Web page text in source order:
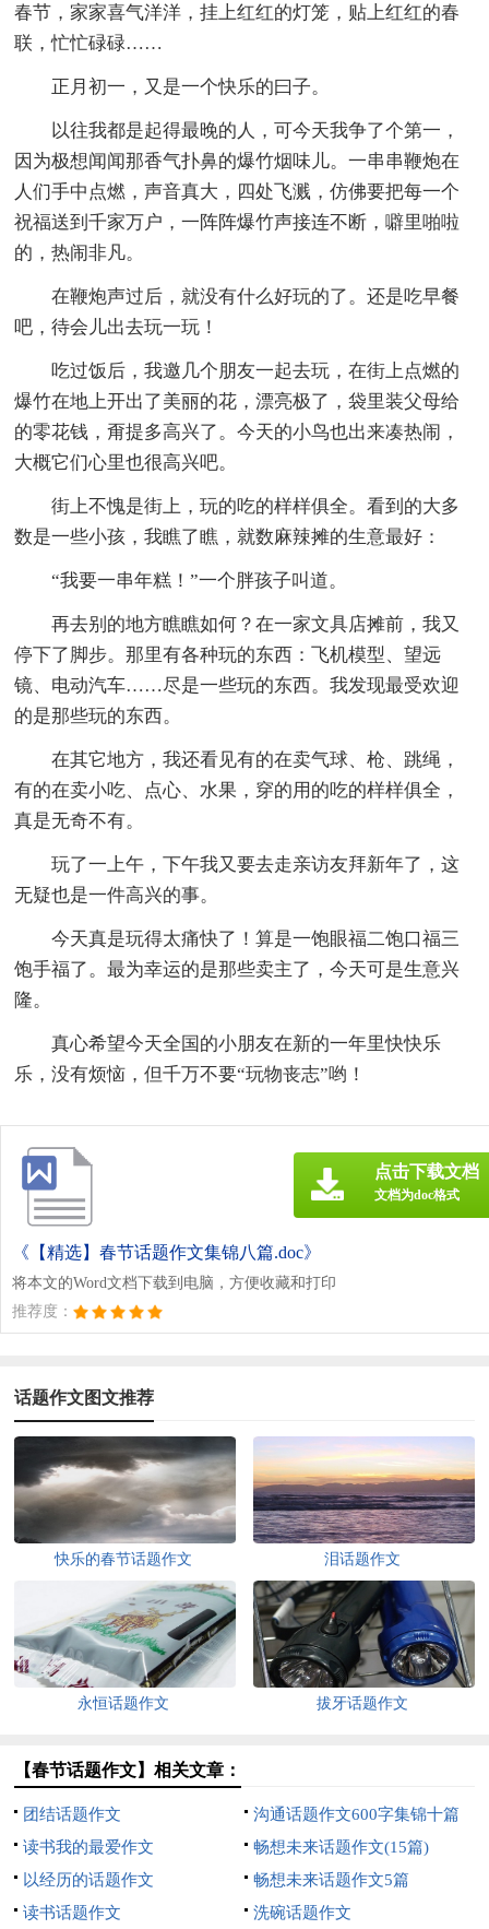
春节，家家喜气洋洋，挂上红红的灯笼，贴上红红的春
联，忙忙碌碌……
正月初一，又是一个快乐的曰子。
以往我都是起得最晚的人，可今天我争了个第一，
因为极想闻闻那香气扑鼻的爆竹烟味儿。一串串鞭炮在
人们手中点燃，声音真大，四处飞溅，仿佛要把每一个
祝福送到千家万户，一阵阵爆竹声接连不断，噼里啪啦
的，热闹非凡。
在鞭炮声过后，就没有什么好玩的了。还是吃早餐
吧，待会儿出去玩一玩！
吃过饭后，我邀几个朋友一起去玩，在街上点燃的
爆竹在地上开出了美丽的花，漂亮极了，袋里装父母给
的零花钱，甭提多高兴了。今天的小鸟也出来凑热闹，
大概它们心里也很高兴吧。
街上不愧是街上，玩的吃的样样俱全。看到的大多
数是一些小孩，我瞧了瞧，就数麻辣摊的生意最好：
“我要一串年糕！”一个胖孩子叫道。
再去别的地方瞧瞧如何？在一家文具店摊前，我又
停下了脚步。那里有各种玩的东西：飞机模型、望远
镜、电动汽车……尽是一些玩的东西。我发现最受欢迎
的是那些玩的东西。
在其它地方，我还看见有的在卖气球、枪、跳绳，
有的在卖小吃、点心、水果，穿的用的吃的样样俱全，
真是无奇不有。
玩了一上午，下午我又要去走亲访友拜新年了，这
无疑也是一件高兴的事。
今天真是玩得太痛快了！算是一饱眼福二饱口福三
饱手福了。最为幸运的是那些卖主了，今天可是生意兴
隆。
真心希望今天全国的小朋友在新的一年里快快乐
乐，没有烦恼，但千万不要“玩物丧志”哟！
《【精选】春节话题作文集锦八篇.doc》
将本文的Word文档下载到电脑，方便收藏和打印
推荐度：
点击下载文档
文档为doc格式
话题作文图文推荐
快乐的春节话题作文 泪话题作文
永恒话题作文 拔牙话题作文
【春节话题作文】相关文章：
团结话题作文
沟通话题作文600字集锦十篇
读书我的最爱作文
畅想未来话题作文(15篇)
以经历的话题作文
畅想未来话题作文5篇
读书话题作文
洗碗话题作文